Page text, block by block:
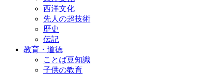
西洋文化
先人の超技術
歴史
伝記
教育・道徳
ことば豆知識
子供の教育